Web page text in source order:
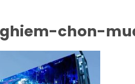
chon-